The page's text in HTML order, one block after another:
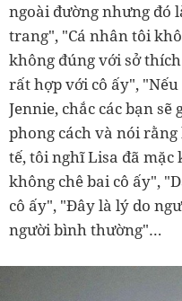
ngoài đường nhưng đó
trang", "Cá nhân tôi
không đúng với sở
rất hợp với cô ấy",
Jennie, chắc các bạn
phong cách và nói
tế, tôi nghĩ Lisa đã
không chê bai cô ấy",
cô ấy", "Đây là lý do
người bình thường"…